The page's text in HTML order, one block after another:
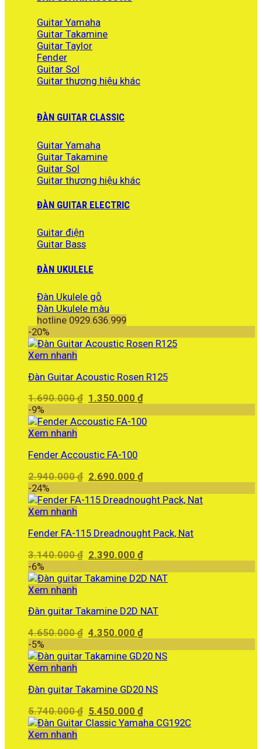
Guitar Yamaha
Guitar Takamine
Guitar Taylor
Fender
Guitar Sol
Guitar thương hiệu khác
ĐÀN GUITAR CLASSIC
Guitar Yamaha
Guitar Takamine
Guitar Sol
Guitar thương hiệu khác
ĐÀN GUITAR ELECTRIC
Guitar điện
Guitar Bass
ĐÀN UKULELE
Đàn Ukulele gỗ
Đàn Ukulele màu
hotline 0929.636.999
-20%
Xem nhanh
Đàn Guitar Acoustic Rosen R125
1.690.000₫ Giá
là:
1.350.000₫Giá
tại
-9%
Xem nhanh
Fender Accoustic FA-100
2.940.000₫ Giá
là:
2.690.000₫Giá
tại
-24%
Xem nhanh
Fender FA-115 Dreadnought Pack, Nat
3.140.000₫ Giá
là:
2.390.000₫Giá
tại
-6%
Xem nhanh
Đàn guitar Takamine D2D NAT
4.650.000₫ Giá
là:
4.350.000₫Giá
tại
-5%
Xem nhanh
Đàn guitar Takamine GD20 NS
5.740.000₫ Giá
gốc
5.450.000₫Giá
hiện
Xem nhanh